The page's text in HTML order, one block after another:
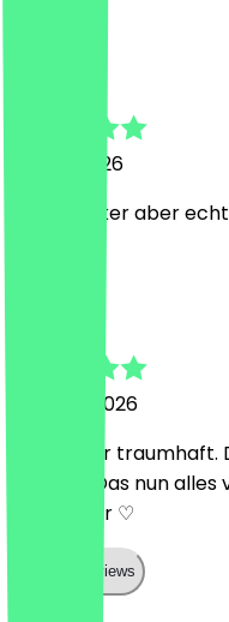
8. April 2026
Super lecker aber
28. März 2026
Wie immer traumhaft.
Gedicht. Das nun
glücklicher ♡
Show all reviews